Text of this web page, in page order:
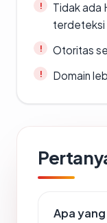
Tidak ada
terdeteksi
Otoritas
Domain
Apa